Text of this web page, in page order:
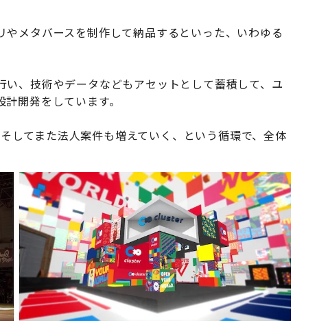
メタバースを制作して納品するといった、いわゆる
、技術やデータなどもアセットとして蓄積して、ユ
開発をしています。
てまた法人案件も増えていく、という循環で、全体